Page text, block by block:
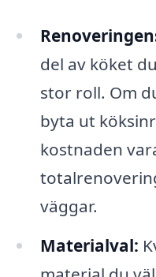
del av köket
stor roll. Om
byta ut
kostnaden
väggar.
Materialval: